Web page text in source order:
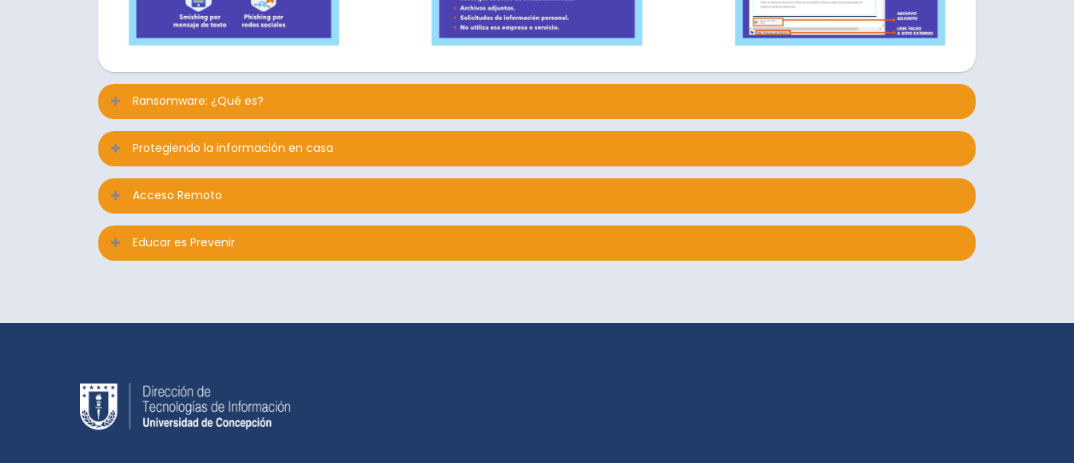
Ransomware: ¿Qué es?
Protegiendo la información en casa
Acceso Remoto
Educar es Prevenir